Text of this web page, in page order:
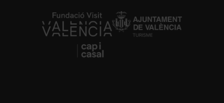
https://fundacion.visitvalencia.com/